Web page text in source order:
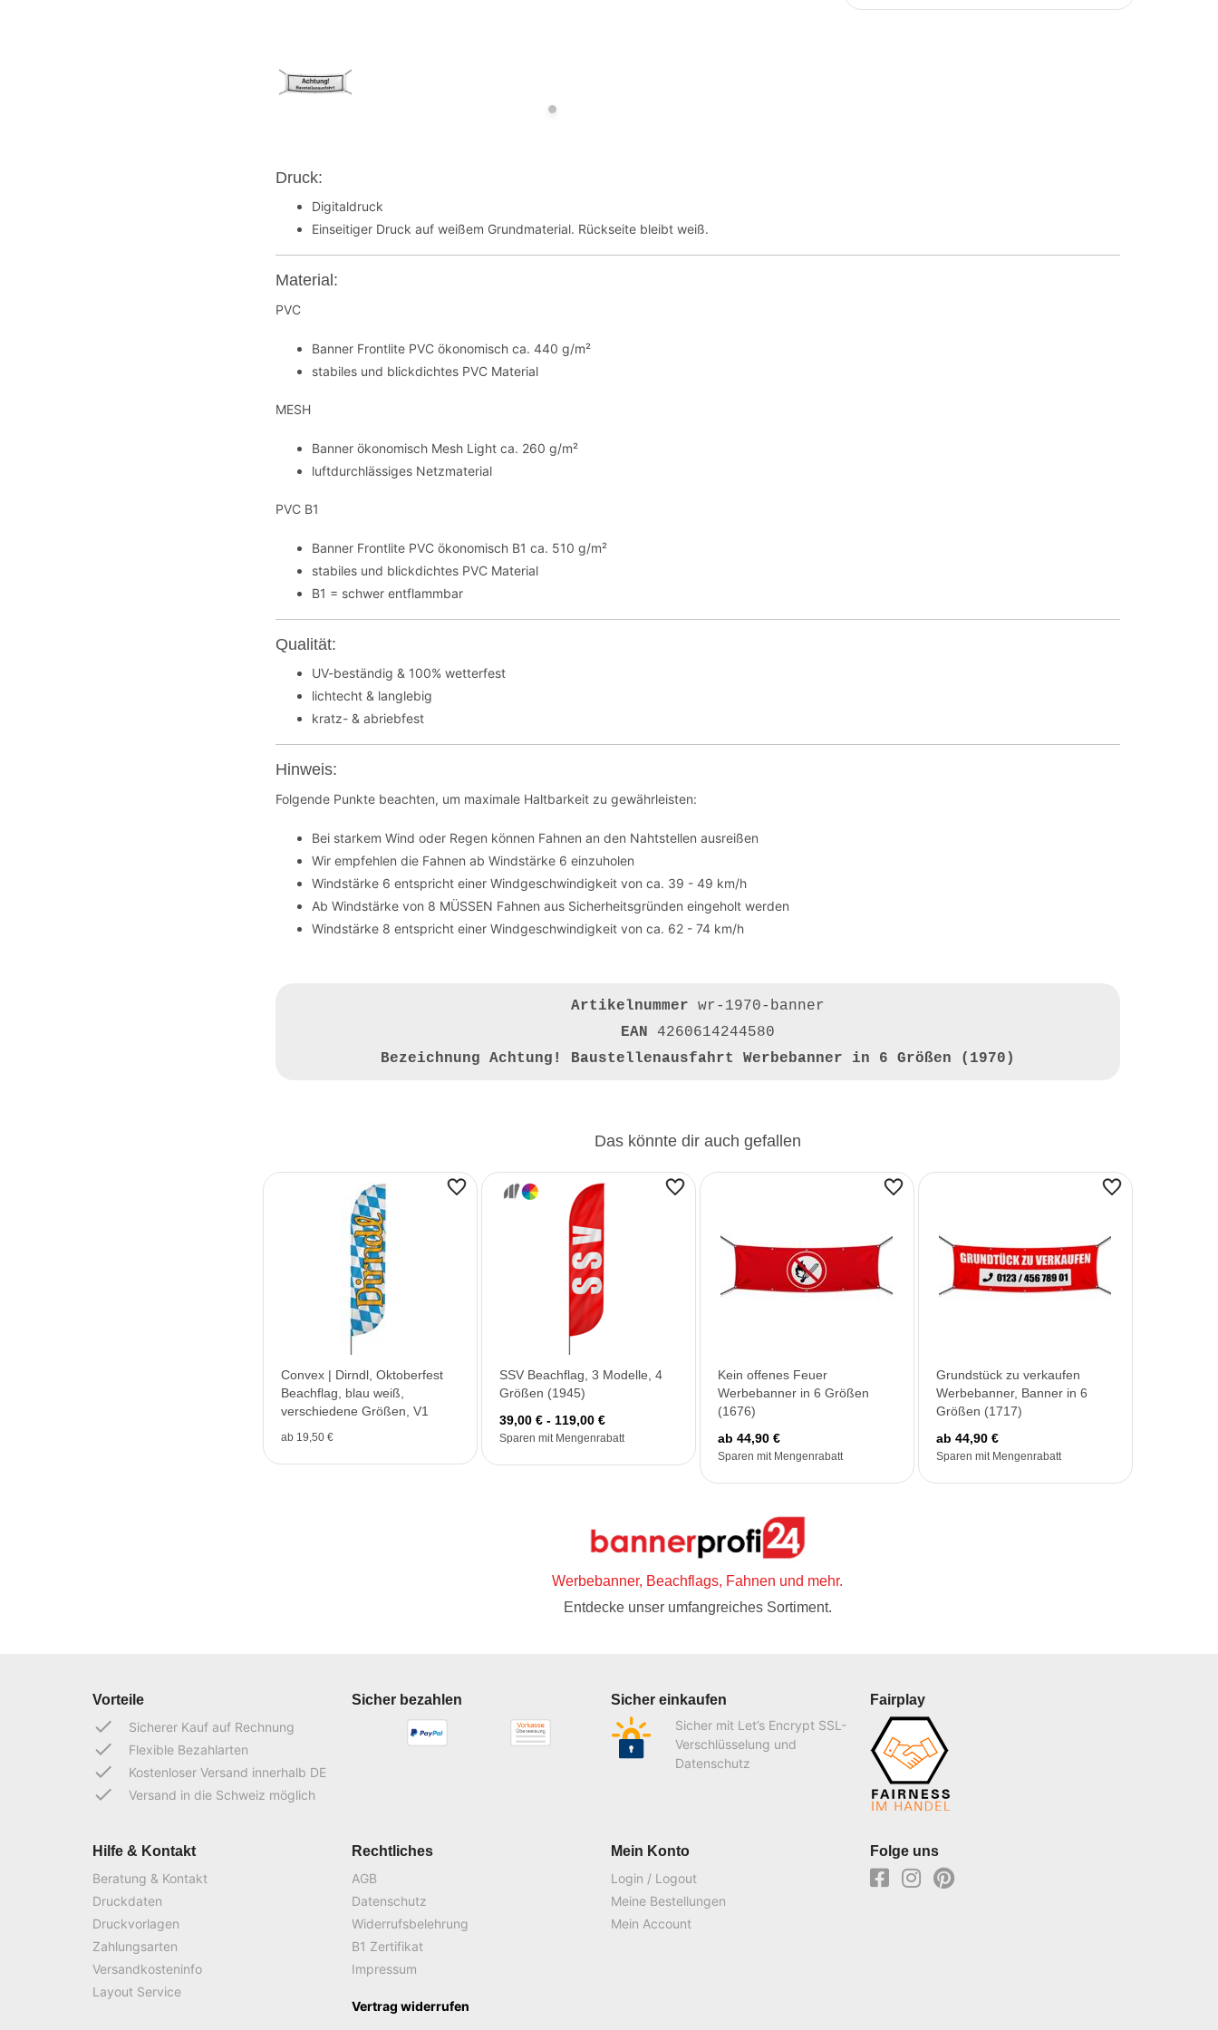
Druck:
Digitaldruck
Einseitiger Druck auf weißem Grundmaterial. Rückseite bleibt weiß.
Material:
PVC
Banner Frontlite PVC ökonomisch ca. 440 g/m²
stabiles und blickdichtes PVC Material
MESH
Banner ökonomisch Mesh Light ca. 260 g/m²
luftdurchlässiges Netzmaterial
PVC B1
Banner Frontlite PVC ökonomisch B1 ca. 510 g/m²
stabiles und blickdichtes PVC Material
B1 = schwer entflammbar
Qualität:
UV-beständig & 100% wetterfest
lichtecht & langlebig
kratz- & abriebfest
Hinweis:
Folgende Punkte beachten, um maximale Haltbarkeit zu gewährleisten:
Bei starkem Wind oder Regen können Fahnen an den Nahtstellen ausreißen
Wir empfehlen die Fahnen ab Windstärke 6 einzuholen
Windstärke 6 entspricht einer Windgeschwindigkeit von ca. 39 - 49 km/h
Ab Windstärke von 8 MÜSSEN Fahnen aus Sicherheitsgründen eingeholt werden
Windstärke 8 entspricht einer Windgeschwindigkeit von ca. 62 - 74 km/h
Artikelnummer wr-1970-banner
EAN 4260614244580
Bezeichnung Achtung! Baustellenausfahrt Werbebanner in 6 Größen (1970)
Das könnte dir auch gefallen
Convex | Dirndl, Oktoberfest
Beachflag, blau weiß,
verschiedene Größen, V1
ab 19,50 €
SSV Beachflag, 3 Modelle, 4
Größen (1945)
39,00 € - 119,00 €
Sparen mit Mengenrabatt
Kein offenes Feuer
Werbebanner in 6 Größen
(1676)
ab 44,90 €
Sparen mit Mengenrabatt
Grundstück zu verkaufen
Werbebanner, Banner in 6
Größen (1717)
ab 44,90 €
Sparen mit Mengenrabatt
Werbebanner, Beachflags, Fahnen und mehr.
Entdecke unser umfangreiches Sortiment.
Vorteile
done Sicherer Kauf auf Rechnung
done Flexible Bezahlarten
done Kostenloser Versand innerhalb DE
done Versand in die Schweiz möglich
Sicher bezahlen
Sicher einkaufen
Sicher mit Let’s Encrypt SSL-
Verschlüsselung und
Datenschutz
Fairplay
Hilfe & Kontakt
Beratung & Kontakt
Druckdaten
Druckvorlagen
Zahlungsarten
Versandkosteninfo
Layout Service
Rechtliches
AGB
Datenschutz
Widerrufsbelehrung
B1 Zertifikat
Impressum
Vertrag widerrufen
Mein Konto
Login / Logout
Meine Bestellungen
Mein Account
Folge uns